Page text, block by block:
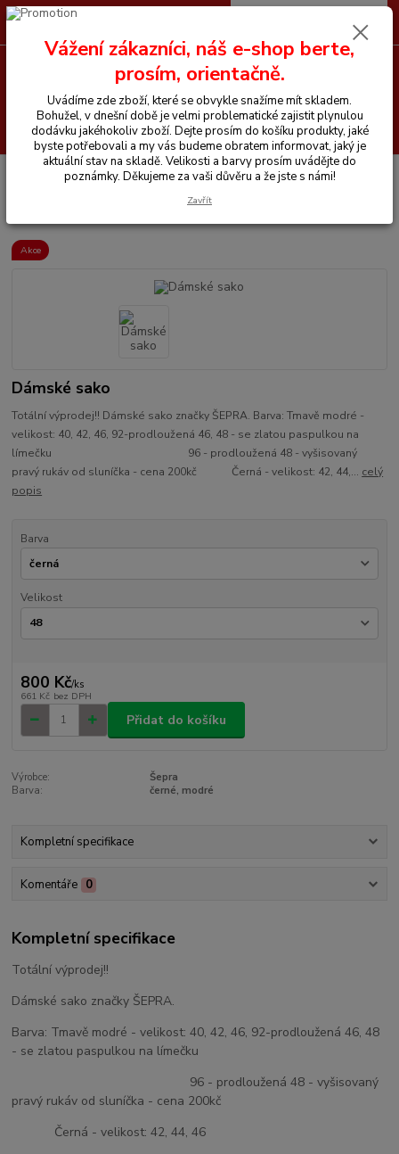
Hledat
+420 605 255 500 0 Kč
Vše pro jezdce Bundy, kabáty, vesty, saka Dámské sako
Akce
Dámské sako
Totální výprodej!! Dámské sako značky ŠEPRA. Barva: Tmavě modré -
velikost: 40, 42, 46, 92-prodloužená 46, 48 - se zlatou paspulkou na
límečku 96 - prodloužená 48 - vyšisovaný
pravý rukáv od sluníčka - cena 200kč Černá - velikost: 42, 44,... celý
popis
Barva
Velikost
800 Kč/ks
661 Kč bez DPH
Přidat do košíku
Výrobce:
Šepra
Barva:
černé, modré
Kompletní specifikace
Komentáře 0
Kompletní specifikace
Totální výprodej!!
Dámské sako značky ŠEPRA.
Barva: Tmavě modré - velikost: 40, 42, 46, 92-prodloužená 46, 48
- se zlatou paspulkou na límečku
96 - prodloužená 48 - vyšisovaný
pravý rukáv od sluníčka - cena 200kč
Černá - velikost: 42, 44, 46
Vážení zákazníci, náš e-shop berte,
prosím, orientačně.
Uvádíme zde zboží, které se obvykle snažíme mít skladem.
Bohužel, v dnešní době je velmi problematické zajistit plynulou
dodávku jakéhokoliv zboží. Dejte prosím do košíku produkty, jaké
byste potřebovali a my vás budeme obratem informovat, jaký je
aktuální stav na skladě. Velikosti a barvy prosím uvádějte do
poznámky. Děkujeme za vaši důvěru a že jste s námi!
Zavřít